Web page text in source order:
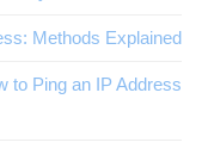
Methods Explained
to Ping an IP Address